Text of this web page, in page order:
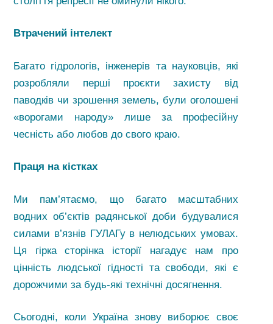
Втрачений інтелект
Багато гідрологів, інженерів та науковців, які
розробляли перші проєкти захисту від
паводків чи зрошення земель, були оголошені
«ворогами народу» лише за професійну
чесність або любов до свого краю.
Праця на кістках
Ми пам’ятаємо, що багато масштабних
водних об’єктів радянської доби будувалися
силами в’язнів ГУЛАГу в нелюдських умовах.
Ця гірка сторінка історії нагадує нам про
цінність людської гідності та свободи, які є
дорожчими за будь-які технічні досягнення.
Сьогодні, коли Україна знову виборює своє